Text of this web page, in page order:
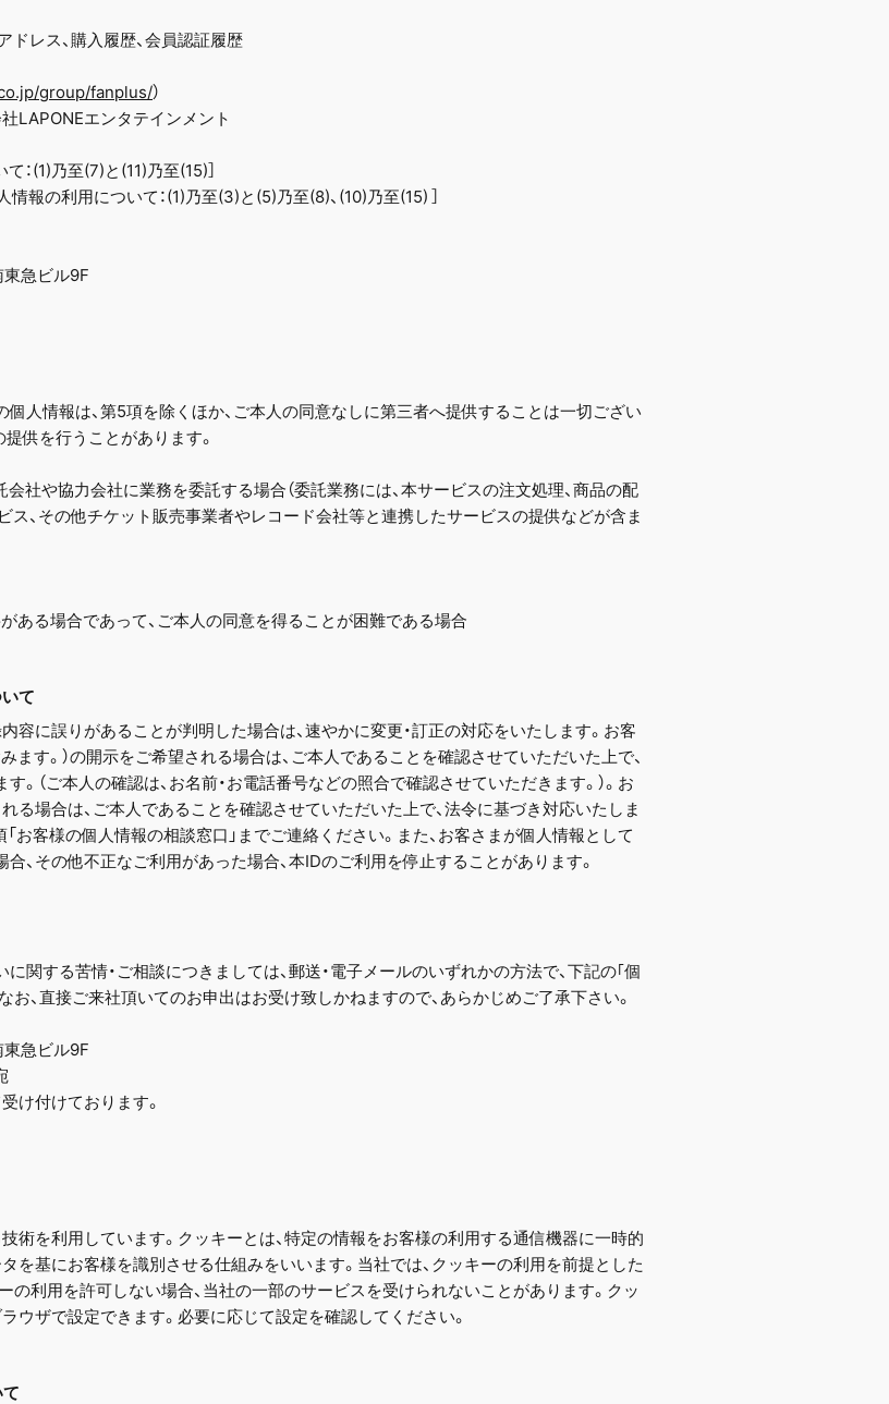
ドレス、購入履歴、会員認証履歴
group/fanplus/）
LAPONEエンタテインメント
：(1)乃至(7)と(11)乃至(15)］
報の利用について：(1)乃至(3)と(5)乃至(8)、(10)乃至(15) ］
急ビル9F
人情報は、第5項を除くほか、ご本人の同意なしに第三者へ提供することは一切ござい
提供を行うことがあります。
社や協力会社に業務を委託する場合（委託業務には、本サービスの注文処理、商品の配
ス、その他チケット販売事業者やレコード会社等と連携したサービスの提供などが含ま
ある場合であって、ご本人の同意を得ることが困難である場合
て
容に誤りがあることが判明した場合は、速やかに変更・訂正の対応をいたします。お客
す。）の開示をご希望される場合は、ご本人であることを確認させていただいた上で、
（ご本人の確認は、お名前・お電話番号などの照合で確認させていただきます。）。お
る場合は、ご本人であることを確認させていただいた上で、法令に基づき対応いたしま
お客様の個人情報の相談窓口」までご連絡ください。また、お客さまが個人情報として
、その他不正なご利用があった場合、本IDのご利用を停止することがあります。
関する苦情・ご相談につきましては、郵送・電子メールのいずれかの方法で、下記の｢個
、直接ご来社頂いてのお申出はお受け致しかねますので、あらかじめご了承下さい。
急ビル9F
け付けております。
術を利用しています。クッキーとは、特定の情報をお客様の利用する通信機器に一時的
を基にお客様を識別させる仕組みをいいます。当社では、クッキーの利用を前提とした
の利用を許可しない場合、当社の一部のサービスを受けられないことがあります。クッ
ウザで設定できます。必要に応じて設定を確認してください。